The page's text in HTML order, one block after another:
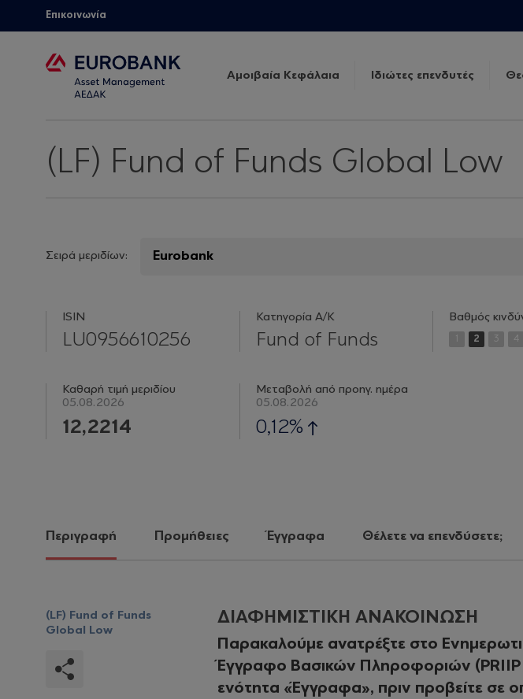
Επικοινωνία
Αμοιβαία Κεφάλαια Ιδιώτες επενδυτές
(LF) Fund of Funds Global Low
Σειρά μεριδίων:
ISIN
LU0956610256
Κατηγορία Α/Κ
Fund of Funds
Βαθμός
2 3 4
Καθαρή τιμή μεριδίου
05.08.2026
12,2214
Μεταβολή από προηγ. ημέρα
05.08.2026
0,12%
Περιγραφή Προμήθειες Έγγραφα Θέλετε να επενδύσετε;
(LF) Fund of Funds
Global Low
ΔΙΑΦΗΜΙΣΤΙΚΗ ΑΝΑΚΟΙΝΩΣΗ
Παρακαλούμε ανατρέξτε στο
Έγγραφο Βασικών Πληροφοριών (PRIIP
ενότητα «Έγγραφα», πριν προβείτε σε